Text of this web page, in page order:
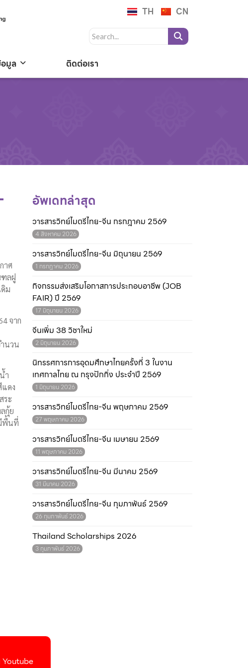
TH CN
มูล ติดต่อเรา
าศ
ลฝู
ม
จาก
นวน
ำ
ดง
ระ
กุ้ย
พื้นที่
อัพเดทล่าสุด
วารสารวิทย์ไมตรีไทย-จีน กรกฎาคม 2569
4 สิงหาคม 2026
วารสารวิทย์ไมตรีไทย-จีน มิถุนายน 2569
1 กรกฎาคม 2026
กิจกรรมส่งเสริมโอกาสการประกอบอาชีพ (JOB
FAIR) ปี 2569
17 มิถุนายน 2026
จีนเพิ่ม 38 วิชาใหม่
2 มิถุนายน 2026
นิทรรศการการอุดมศึกษาไทยครั้งที่ 3 ในงาน
เทศกาลไทย ณ กรุงปักกิ่ง ประจำปี 2569
1 มิถุนายน 2026
วารสารวิทย์ไมตรีไทย-จีน พฤษภาคม 2569
27 พฤษภาคม 2026
วารสารวิทย์ไมตรีไทย-จีน เมษายน 2569
11 พฤษภาคม 2026
วารสารวิทย์ไมตรีไทย-จีน มีนาคม 2569
31 มีนาคม 2026
วารสารวิทย์ไมตรีไทย-จีน กุมภาพันธ์ 2569
26 กุมภาพันธ์ 2026
Thailand Scholarships 2026
3 กุมภาพันธ์ 2026
Youtube